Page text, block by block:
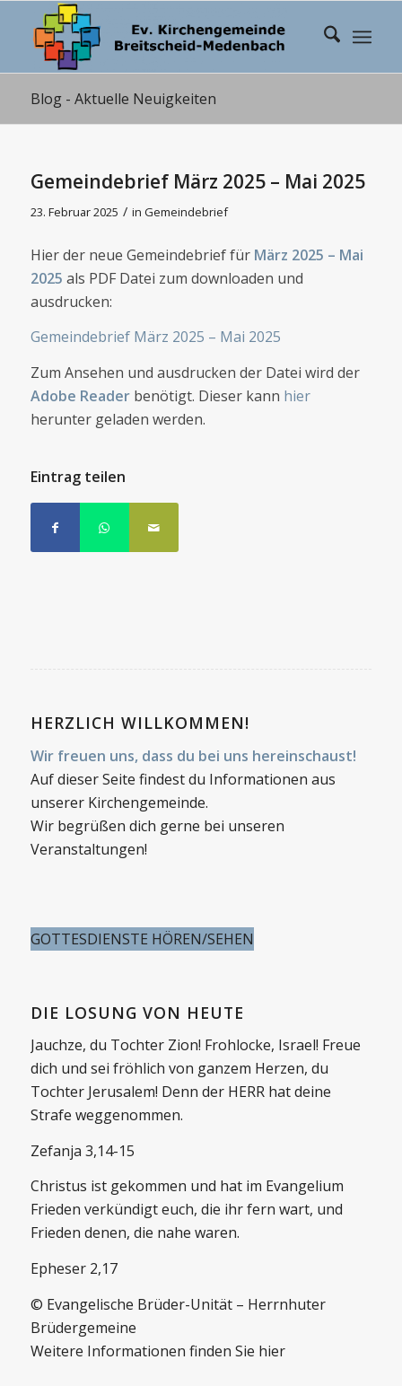
Blog - Aktuelle Neuigkeiten
Gemeindebrief März 2025 – Mai 2025
23. Februar 2025 / in Gemeindebrief
Hier der neue Gemeindebrief für März 2025 – Mai
2025 als PDF Datei zum downloaden und
ausdrucken:
Gemeindebrief März 2025 – Mai 2025
Zum Ansehen und ausdrucken der Datei wird der
Adobe Readerbenötigt. Dieser kann hier
herunter geladen werden.
Eintrag teilen
HERZLICH WILLKOMMEN!
Wir freuen uns, dass du bei uns hereinschaust!
Auf dieser Seite findest du Informationen aus
unserer Kirchengemeinde.
Wir begrüßen dich gerne bei unseren
Veranstaltungen!
GOTTESDIENSTE HÖREN/SEHEN
DIE LOSUNG VON HEUTE
Jauchze, du Tochter Zion! Frohlocke, Israel! Freue
dich und sei fröhlich von ganzem Herzen, du
Tochter Jerusalem! Denn der HERR hat deine
Strafe weggenommen.
Zefanja 3,14-15
Christus ist gekommen und hat im Evangelium
Frieden verkündigt euch, die ihr fern wart, und
Frieden denen, die nahe waren.
Epheser 2,17
© Evangelische Brüder-Unität – Herrnhuter
Brüdergemeine
Weitere Informationen finden Sie hier